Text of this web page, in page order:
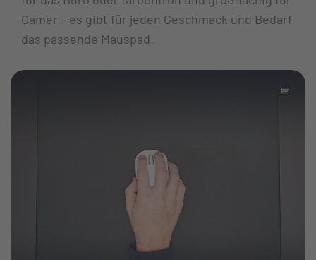
Gamer – es gibt für jeden Geschmack und Bedarf
das passende Mauspad.